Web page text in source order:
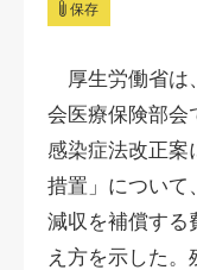
保存
厚生労働省は
会医療保険部会
感染症法改正案
措置」について
減収を補償する
え方を示した